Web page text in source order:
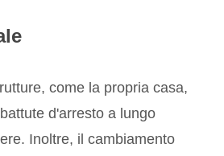
come la propria casa,
d'arresto a lungo
Inoltre, il cambiamento